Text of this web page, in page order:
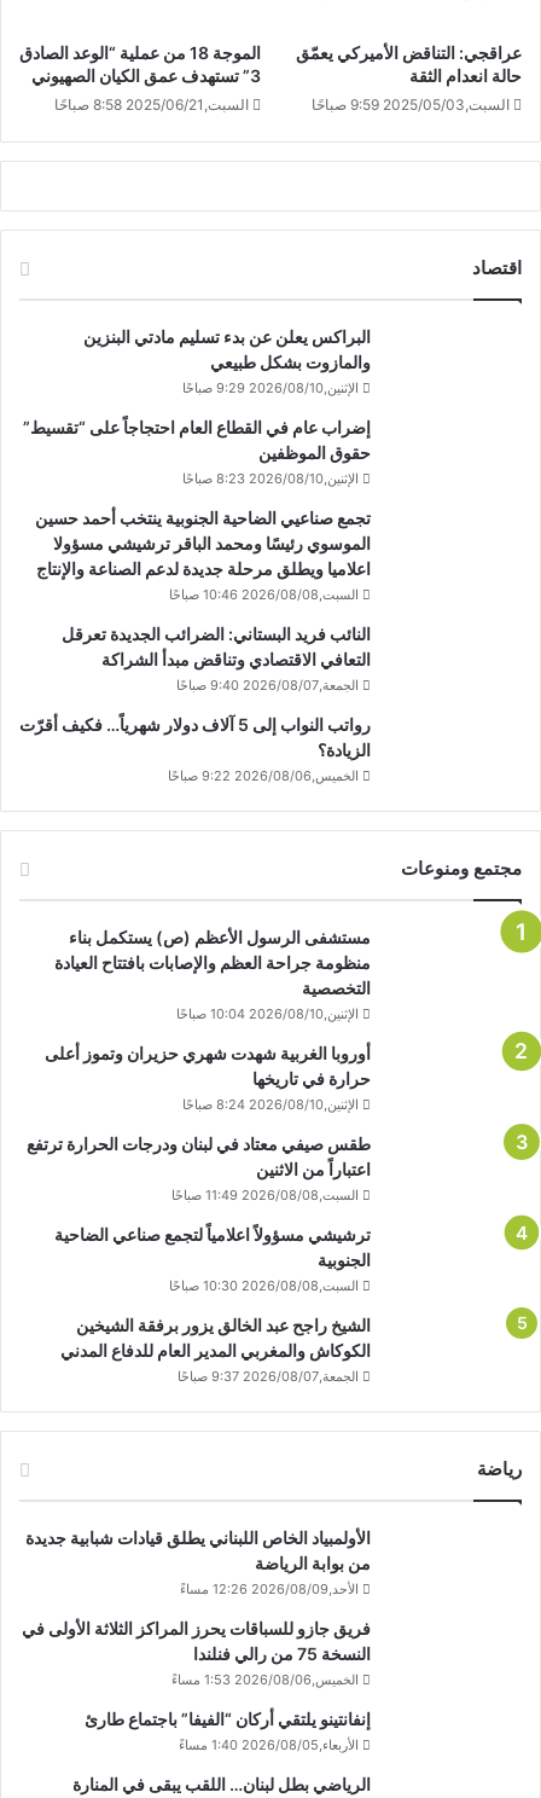
عراقجي: التناقض الأميركي يعمّق
حالة انعدام الثقة
السبت,2025/05/03 9:59 صباحًا
الموجة 18 من عملية “الوعد الصادق
3” تستهدف عمق الكيان الصهيوني
السبت,2025/06/21 8:58 صباحًا
اقتصاد
البراكس يعلن عن بدء تسليم مادتي البنزين
والمازوت بشكل طبيعي
الإثنين,2026/08/10 9:29 صباحًا
إضراب عام في القطاع العام احتجاجاً على “تقسيط”
حقوق الموظفين
الإثنين,2026/08/10 8:23 صباحًا
تجمع صناعيي الضاحية الجنوبية ينتخب أحمد حسين
الموسوي رئيسًا ومحمد الباقر ترشيشي مسؤولا
اعلاميا ويطلق مرحلة جديدة لدعم الصناعة والإنتاج
السبت,2026/08/08 10:46 صباحًا
النائب فريد البستاني: الضرائب الجديدة تعرقل
التعافي الاقتصادي وتناقض مبدأ الشراكة
الجمعة,2026/08/07 9:40 صباحًا
رواتب النواب إلى 5 آلاف دولار شهرياً… فكيف أقرّت
الزيادة؟
الخميس,2026/08/06 9:22 صباحًا
مجتمع ومنوعات
مستشفى الرسول الأعظم (ص) يستكمل بناء
منظومة جراحة العظم والإصابات بافتتاح العيادة
التخصصية
الإثنين,2026/08/10 10:04 صباحًا
أوروبا الغربية شهدت شهري حزيران وتموز أعلى
حرارة في تاريخها
الإثنين,2026/08/10 8:24 صباحًا
طقس صيفي معتاد في لبنان ودرجات الحرارة ترتفع
اعتباراً من الاثنين
السبت,2026/08/08 11:49 صباحًا
ترشيشي مسؤولاً اعلامياً لتجمع صناعي الضاحية
الجنوبية
السبت,2026/08/08 10:30 صباحًا
الشيخ راجح عبد الخالق يزور برفقة الشيخين
الكوكاش والمغربي المدير العام للدفاع المدني
الجمعة,2026/08/07 9:37 صباحًا
رياضة
الأولمبياد الخاص اللبناني يطلق قيادات شبابية جديدة
من بوابة الرياضة
الأحد,2026/08/09 12:26 مساءً
فريق جازو للسباقات يحرز المراكز الثلاثة الأولى في
النسخة 75 من رالي فنلندا
الخميس,2026/08/06 1:53 مساءً
إنفانتينو يلتقي أركان “الفيفا” باجتماع طارئ
الأربعاء,2026/08/05 1:40 مساءً
الرياضي بطل لبنان… اللقب يبقى في المنارة